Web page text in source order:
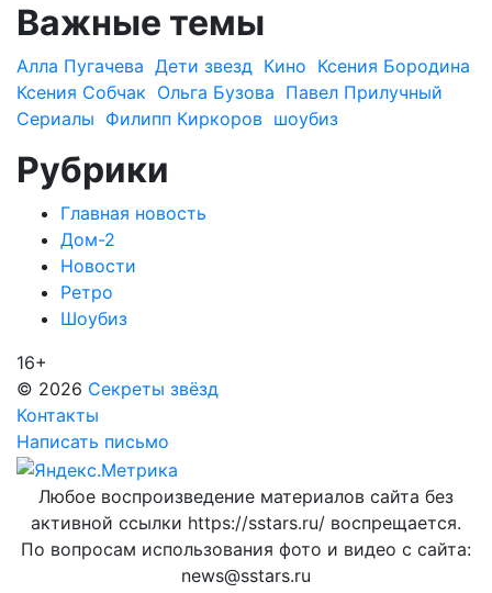
Важные темы
Алла Пугачева Дети звезд Кино Ксения Бородина
Ксения Собчак Ольга Бузова Павел Прилучный
Сериалы Филипп Киркоров шоубиз
Рубрики
Главная новость
Дом-2
Новости
Ретро
Шоубиз
16+
© 2026 Секреты звёзд
Контакты
Написать письмо
Любое воспроизведение материалов сайта без
активной ссылки https://sstars.ru/ воспрещается.
По вопросам использования фото и видео с сайта:
news@sstars.ru